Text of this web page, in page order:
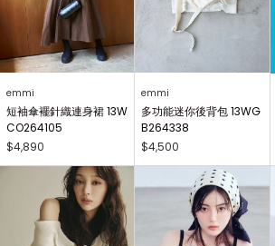
emmi
短袖傘襬針織連身裙 13W
CO264105
$4,890
emmi
多功能迷你後背包 13WG
B264338
$4,500